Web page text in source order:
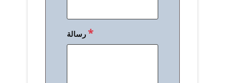
رسالة*